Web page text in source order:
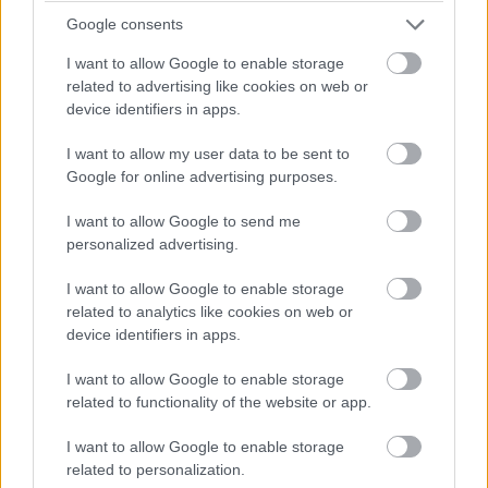
Google consents
I want to allow Google to enable storage
related to advertising like cookies on web or
device identifiers in apps.
I want to allow my user data to be sent to
Google for online advertising purposes.
I want to allow Google to send me
personalized advertising.
I want to allow Google to enable storage
related to analytics like cookies on web or
device identifiers in apps.
I want to allow Google to enable storage
related to functionality of the website or app.
I want to allow Google to enable storage
related to personalization.
4: Βεζενκοφ Πιτερς
7 Έλληνες 6 ξένοι
3 προσθήκες δηλαδή, οικονομικές (Χάουαρντ
Πίτερς Αντετοκούμπο)
Ολα τα λεφτα Ντόρσεϊ Βεζενκοφ. Οσο παίζουν
αυτοί, η ομάδα θα χει στόχο το φαιναλ φορ.
Απάντησε
Likes Απαντήσεις
Nasos
02/07/2022 - 12:13
η αποκτηση του πετερς ειναι για αντικατασταση
δεν εχει καμια σχεση με τον σασα....οι σακραμεντο
εχουν κλεισει στις θεσεις 4 και 5.